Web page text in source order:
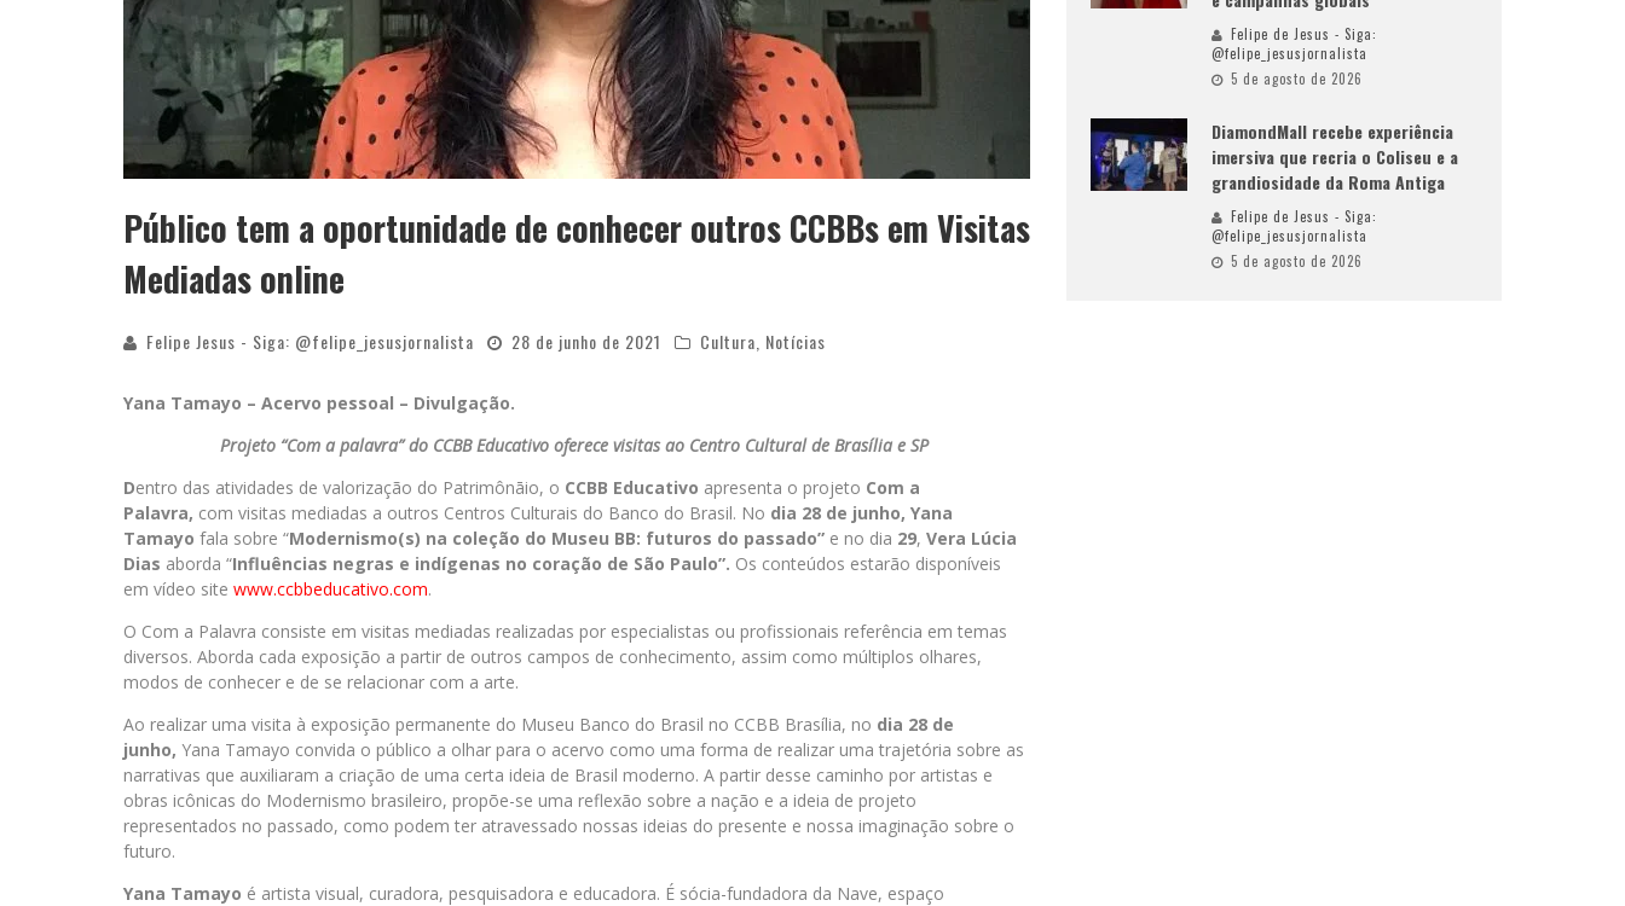
Público tem a oportunidade de conhecer outros CCBBs em Visitas
Mediadas online
Felipe Jesus - Siga: @felipe_jesusjornalista 28 de junho de 2021 Cultura Notícias
Yana Tamayo – Acervo pessoal – Divulgação.
Projeto “Com a palavra” do CCBB Educativo oferece visitas ao Centro Cultural de Brasília e SP
Dentro das atividades de valorização do Patrimônāio, o CCBB Educativo apresenta o projeto Com a
Palavra, com visitas mediadas a outros Centros Culturais do Banco do Brasil. No dia 28 de junho, Yana
Tamayo fala sobre “Modernismo(s) na coleção do Museu BB: futuros do passado” e no dia 29, Vera Lúcia
Dias aborda “Influências negras e indígenas no coração de São Paulo”. Os conteúdos estarão disponíveis
em vídeo site www.ccbbeducativo.com.
O Com a Palavra consiste em visitas mediadas realizadas por especialistas ou profissionais referência em temas
diversos. Aborda cada exposição a partir de outros campos de conhecimento, assim como múltiplos olhares,
modos de conhecer e de se relacionar com a arte.
Ao realizar uma visita à exposição permanente do Museu Banco do Brasil no CCBB Brasília, no dia 28 de
junho, Yana Tamayo convida o público a olhar para o acervo como uma forma de realizar uma trajetória sobre as
narrativas que auxiliaram a criação de uma certa ideia de Brasil moderno. A partir desse caminho por artistas e
obras icônicas do Modernismo brasileiro, propõe-se uma reflexão sobre a nação e a ideia de projeto
representados no passado, como podem ter atravessado nossas ideias do presente e nossa imaginação sobre o
futuro.
Yana Tamayo é artista visual, curadora, pesquisadora e educadora. É sócia-fundadora da Nave, espaço
Felipe de Jesus - Siga:
@felipe_jesusjornalista
5 de agosto de 2026
DiamondMall recebe experiência
imersiva que recria o Coliseu e a
grandiosidade da Roma Antiga
Felipe de Jesus - Siga:
@felipe_jesusjornalista
5 de agosto de 2026